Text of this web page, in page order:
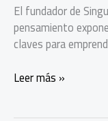
El fundador de
pensamiento
claves para
Peter
Leer más »